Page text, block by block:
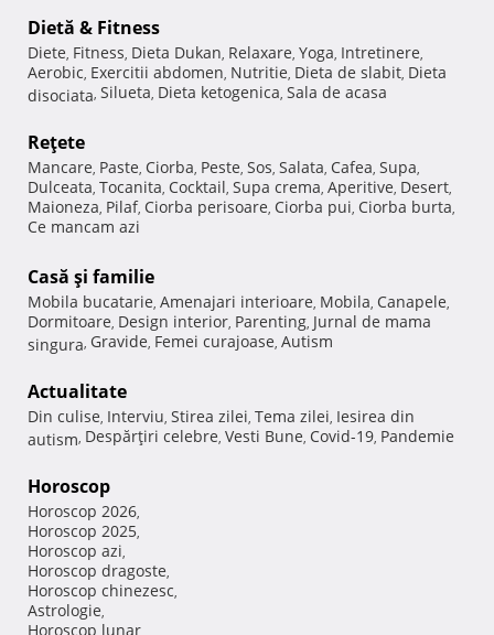
Dietă & Fitness
Diete, Fitness, Dieta Dukan, Relaxare, Yoga, Intretinere,
Aerobic, Exercitii abdomen, Nutritie, Dieta de slabit, Dieta
disociata, Silueta, Dieta ketogenica, Sala de acasa
Reţete
Mancare, Paste, Ciorba, Peste, Sos, Salata, Cafea, Supa,
Dulceata, Tocanita, Cocktail, Supa crema, Aperitive, Desert,
Maioneza, Pilaf, Ciorba perisoare, Ciorba pui, Ciorba burta,
Ce mancam azi
Casă şi familie
Mobila bucatarie, Amenajari interioare, Mobila, Canapele,
Dormitoare, Design interior, Parenting, Jurnal de mama
singura, Gravide, Femei curajoase, Autism
Actualitate
Din culise, Interviu, Stirea zilei, Tema zilei, Iesirea din
autism, Despărţiri celebre, Vesti Bune, Covid-19, Pandemie
Horoscop
Horoscop 2026,
Horoscop 2025,
Horoscop azi,
Horoscop dragoste,
Horoscop chinezesc,
Astrologie,
Horoscop lunar